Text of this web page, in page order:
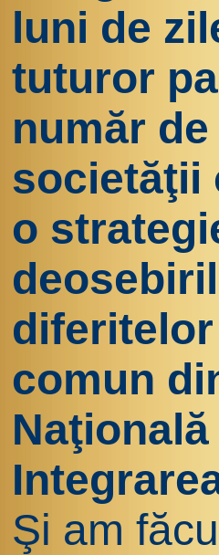
luni de
tuturor
număr
societăţii
o
comun
Şi am